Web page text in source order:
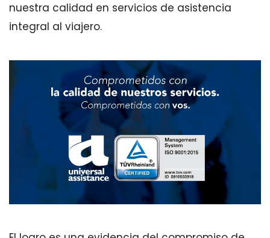
nuestra calidad en servicios de asistencia
integral al viajero.